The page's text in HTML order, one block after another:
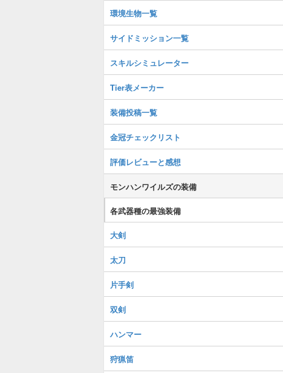
環境生物一覧
サイドミッション一覧
スキルシミュレーター
Tier表メーカー
装備投稿一覧
金冠チェックリスト
評価レビューと感想
モンハンワイルズの装備
各武器種の最強装備
大剣
太刀
片手剣
双剣
ハンマー
狩猟笛